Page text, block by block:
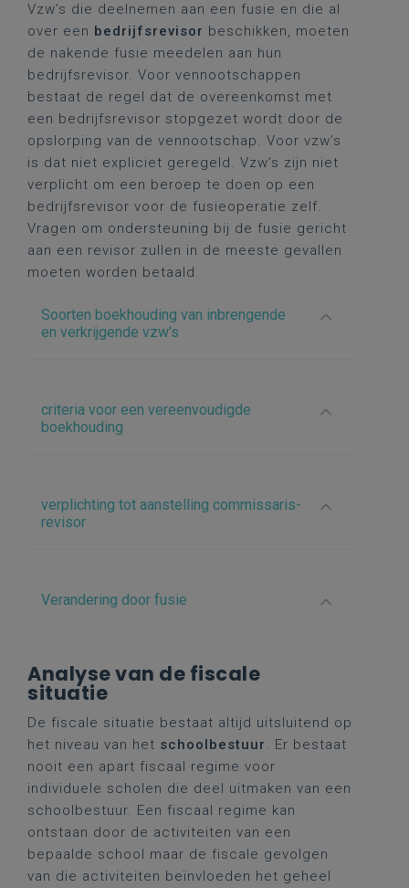
Vzw’s die deelnemen aan een fusie en die al
over een bedrijfsrevisor beschikken, moeten
de nakende fusie meedelen aan hun
bedrijfsrevisor. Voor vennootschappen
bestaat de regel dat de overeenkomst met
een bedrijfsrevisor stopgezet wordt door de
opslorping van de vennootschap. Voor vzw’s
is dat niet expliciet geregeld. Vzw’s zijn niet
verplicht om een beroep te doen op een
bedrijfsrevisor voor de fusieoperatie zelf.
Vragen om ondersteuning bij de fusie gericht
aan een revisor zullen in de meeste gevallen
moeten worden betaald.
Soorten boekhouding van inbrengende
en verkrijgende vzw's
criteria voor een vereenvoudigde
boekhouding
verplichting tot aanstelling commissaris-
revisor
Verandering door fusie
Analyse van de fiscale
situatie
De fiscale situatie bestaat altijd uitsluitend op
het niveau van het schoolbestuur. Er bestaat
nooit een apart fiscaal regime voor
individuele scholen die deel uitmaken van een
schoolbestuur. Een fiscaal regime kan
ontstaan door de activiteiten van een
bepaalde school maar de fiscale gevolgen
van die activiteiten beïnvloeden het geheel